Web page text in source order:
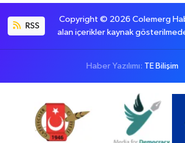
RSS
Copyright © 2026 Colemerg
alan içerikler kaynak
Haber Yazılımı: TE Bilişim